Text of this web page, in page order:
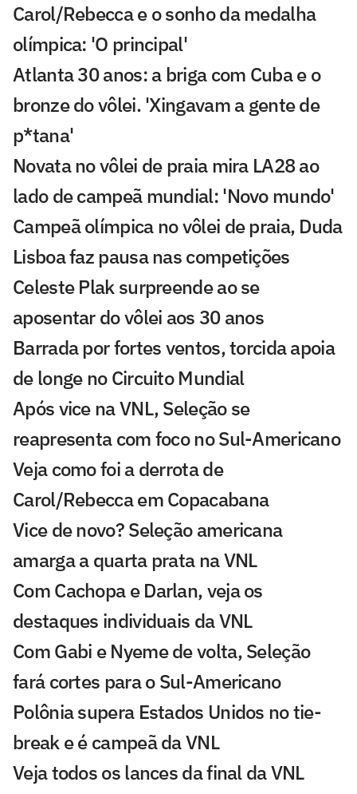
Carol/Rebecca e o sonho da medalha
olímpica: 'O principal'
Atlanta 30 anos: a briga com Cuba e o
bronze do vôlei. 'Xingavam a gente de
p*tana'
Novata no vôlei de praia mira LA28 ao
lado de campeã mundial: 'Novo mundo'
Campeã olímpica no vôlei de praia, Duda
Lisboa faz pausa nas competições
Celeste Plak surpreende ao se
aposentar do vôlei aos 30 anos
Barrada por fortes ventos, torcida apoia
de longe no Circuito Mundial
Após vice na VNL, Seleção se
reapresenta com foco no Sul-Americano
Veja como foi a derrota de
Carol/Rebecca em Copacabana
Vice de novo? Seleção americana
amarga a quarta prata na VNL
Com Cachopa e Darlan, veja os
destaques individuais da VNL
Com Gabi e Nyeme de volta, Seleção
fará cortes para o Sul-Americano
Polônia supera Estados Unidos no tie-
break e é campeã da VNL
Veja todos os lances da final da VNL